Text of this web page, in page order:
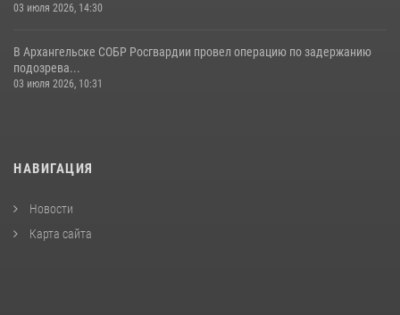
03 июля 2026, 14:30
В Архангельске СОБР Росгвардии провел операцию по задержанию
подозрева...
03 июля 2026, 10:31
НАВИГАЦИЯ
Новости
Карта сайта